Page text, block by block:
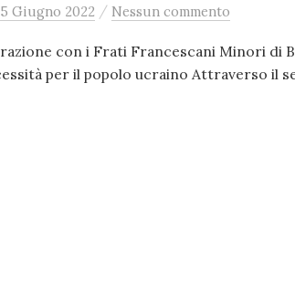
5 Giugno 2022 / Nessun commento
con i Frati Francescani Minori di
per il popolo ucraino Attraverso il